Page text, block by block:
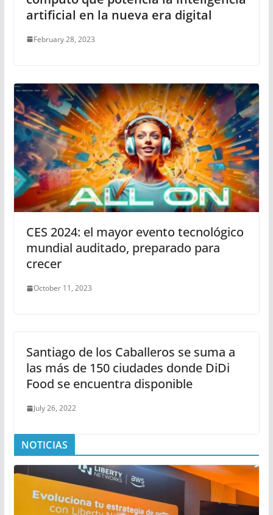
artificial en la nueva era digital
February 28, 2023
CES 2024: el mayor evento tecnológico
mundial auditado, preparado para
crecer
October 11, 2023
Santiago de los Caballeros se suma a
las más de 150 ciudades donde DiDi
Food se encuentra disponible
July 26, 2022
NOTICIAS